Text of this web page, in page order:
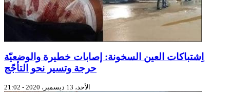
اِشتباكات العين السخونة: إصابات خطيرة والوضعيّة
حرجة وتسير نحو التأجّج
الأحد، 13 ديسمبر، 2020 - 21:02